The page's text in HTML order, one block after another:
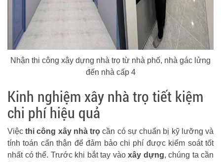
Nhận thi công xây dựng nhà trọ từ nhà phố, nhà gác lửng
đến nhà cấp 4
Kinh nghiệm xây nhà trọ tiết kiệm
chi phí hiệu quả
Việcthi công xây nhà trọ cần có sự chuẩn bị kỹ lưỡng và
tính toán cẩn thận để đảm bảo chi phí được kiểm soát tốt
nhất có thể. Trước khi bắt tay vào xây dựng, chúng ta cần